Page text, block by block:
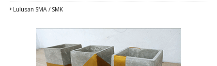
Lulusan SMA / SMK